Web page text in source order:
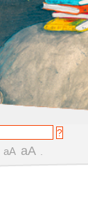
aA aA